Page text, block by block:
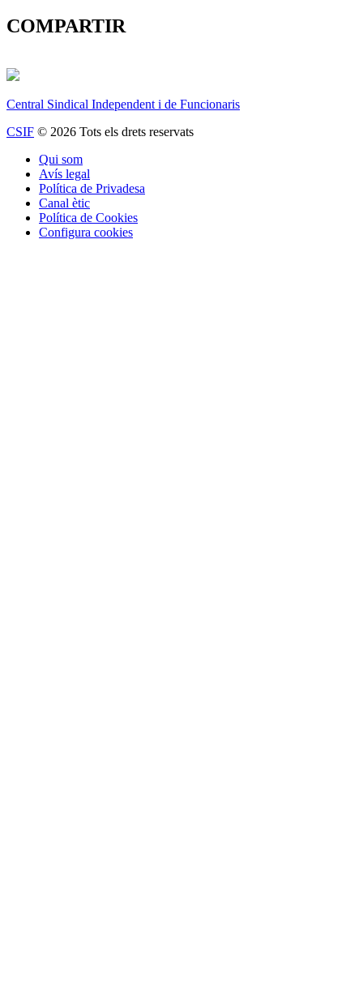
COMPARTIR
Central Sindical Independent i de Funcionaris
CSIF © 2026 Tots els drets reservats
Qui som
Avís legal
Política de Privadesa
Canal ètic
Política de Cookies
Configura cookies